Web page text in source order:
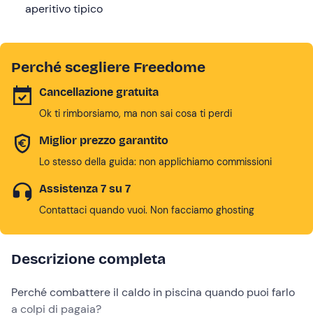
aperitivo tipico
Perché scegliere Freedome
Cancellazione gratuita
Ok ti rimborsiamo, ma non sai cosa ti perdi
Miglior prezzo garantito
Lo stesso della guida: non applichiamo commissioni
Assistenza 7 su 7
Contattaci quando vuoi. Non facciamo ghosting
Descrizione completa
Perché combattere il caldo in piscina quando puoi farlo
a colpi di pagaia?